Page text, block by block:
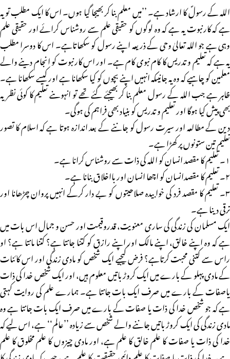
اللہ کے رسولؐ کا ارشاد ہے۔ ’’میں معلم بنا کر بھیجا گیا ہوں۔ اس کا ایک مطلب تو یہ
ہے کہ کارنبوت یہ ہے کہ وہ لوگوں کو حقیقی علم سے روشناس کرائے اور حقیقی علم
وہی ہے جو اللہ تعالیٰ وحی کے ذریعہ اپنے رسول کو سکھاتاہے۔ اس کا دوسرا مطلب
یہ ہے کہ تعلیم و تدریس کا کام نبوی کام ہے۔ اور اس کارنبوت کو انجام دینے والے
معلمین کو چاہیے کہ وہ یہ جانیںکہ انہیں اپنے بچوں کو کیا سکھانا ہے اور کیسے سکھانا ہے۔
ظاہر ہے جب اللہ کے رسول معلم بنا کر بھیجئے گئے تھے تو انہوںنے تعلیم کا کوئی نظریہ
بھی پیش کیا ہوگا اور تعلیم و تدریس کو بنیاد بھی فراہم کی ہوگی۔
دین کے مطالعہ اور سیرت رسول کو جاننے کے بعد اندازہ ہوتا ہے کہ اسلام کا تصور
تعلیم تین ستونوں پر کھڑا ہے۔
۱۔ تعلیم کا مقصد انسان کو اللہ کی ذات سے روشناس کرانا ہے۔
۲۔ تعلیم کا مقصدانسان کو اچھا انسان اور بااخلاق بنانا ہے۔
۳۔ تعلیم کا مقصد فرد کی خوابیدہ صلاحیتوں کو بے دار کرکے انہیں پروان چڑھانا اور
ترقی دینا ہے۔
ایک مسلمان کی زندگی کی ساری معنویت، قدروقیمت اور حسن و جمال اس بات میں
ہے کہ وہ اپنے خالق، اپنے مالک اور اپنے رازق کو کتنا جانتا ہے؟ کتنا مانتا ہے؟ او
راس سے کتنی محبت کرتاہے؟ فرض کیجیے ایک شخص کو مادی زندگی اور اس کائنات
کے مادی پہلو کے بارے میں ایک کروڑ باتیں معلوم ہیں، اور ایک شخص خدا کی ذات
یاصفات کے بارے میں صرف ایک بات جانتا ہے۔ ہمارے علم کی روایت کہتی
ہے کہ جو شخص خدا کی ذات یا صفات کے بارے میں صرف ایک بات جانتا ہے وہ
مادی زندگی کی ایک کروڑ باتیں جاننے والے شخص سے زیادہ ’’عالم‘‘ ہے، اس لیے کہ
خدا کی ذات یا صفات کا علم خالق کا علم ہے، اور مادی چیزوں کا علم مخلوق کا علم